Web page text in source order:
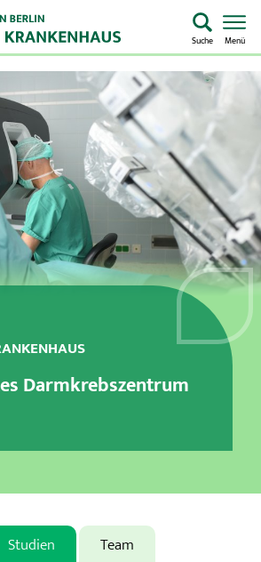
Suche Menü
Darmkrebszentrum
Studien Team